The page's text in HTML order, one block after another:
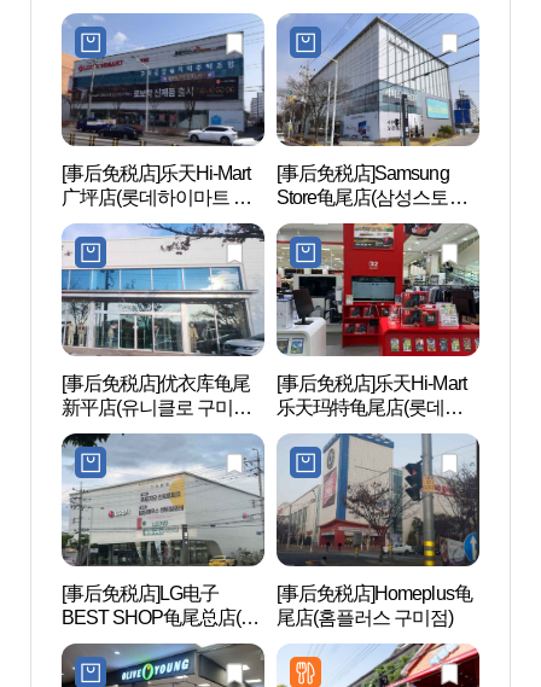
[事后免税店]乐天Hi-Mart
广坪店(롯데하이마트 광
평점)
[事后免税店]Samsung
Store龟尾店(삼성스토어
구미)
[事后免税店]优衣库龟尾
新平店(유니클로 구미신
평점)
[事后免税店]乐天Hi-Mart
乐天玛特龟尾店(롯데하
이마트 구미롯데마트점)
[事后免税店]LG电子
BEST SHOP龟尾总店(LG
전자 베스트샵 구미본점)
[事后免税店]Homeplus龟
尾店(홈플러스 구미점)